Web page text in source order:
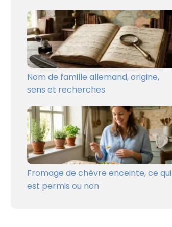
Nom de famille allemand, origine,
sens et recherches
Fromage de chèvre enceinte, ce qui
est permis ou non